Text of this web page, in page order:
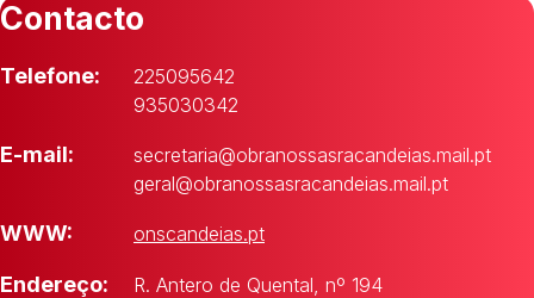
Contacto
Telefone:
225095642
935030342
E-mail:
secretaria@obranossasracandeias.mail.pt
geral@obranossasracandeias.mail.pt
WWW: onscandeias.pt
Endereço:
R. Antero de Quental, nº 194